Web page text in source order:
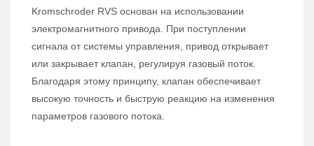
Kromschroder RVS основан на использовании
электромагнитного привода. При поступлении
сигнала от системы управления, привод открывает
или закрывает клапан, регулируя газовый поток.
Благодаря этому принципу, клапан обеспечивает
высокую точность и быструю реакцию на изменения
параметров газового потока.